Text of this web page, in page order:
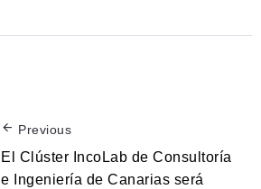
Previous
El Clúster IncoLab de Consultoría
e Ingeniería de Canarias será